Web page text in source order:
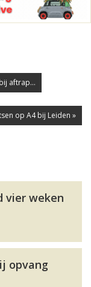
aftrap...
op A4 bij Leiden »
vier weken
opvang